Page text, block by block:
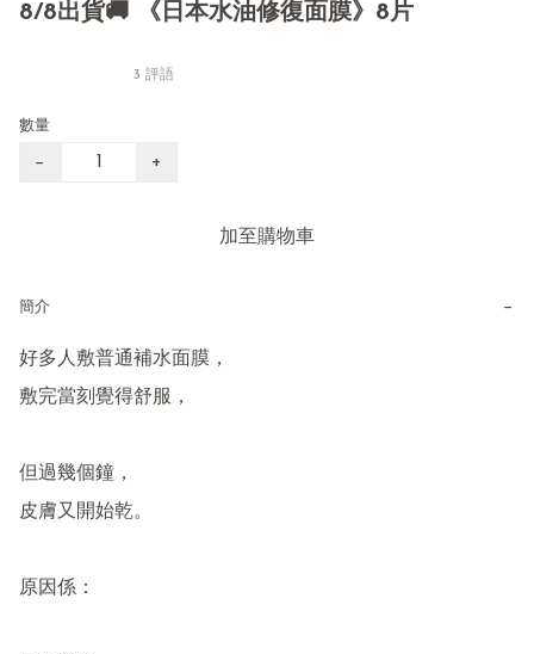
8/8出貨🚚 《日本水油修復面膜》8片
3 評語
數量
− +
加至購物車
簡介 −
好多人敷普通補水面膜，
敷完當刻覺得舒服，
但過幾個鐘，
皮膚又開始乾。
原因係：